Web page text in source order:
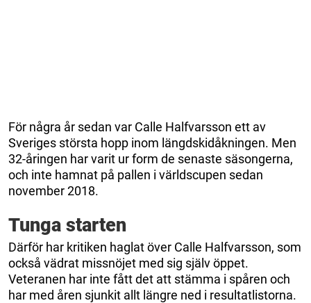
För några år sedan var Calle Halfvarsson ett av
Sveriges största hopp inom längdskidåkningen. Men
32-åringen har varit ur form de senaste säsongerna,
och inte hamnat på pallen i världscupen sedan
november 2018.
Tunga starten
Därför har kritiken haglat över Calle Halfvarsson, som
också vädrat missnöjet med sig själv öppet.
Veteranen har inte fått det att stämma i spåren och
har med åren sjunkit allt längre ned i resultatlistorna.